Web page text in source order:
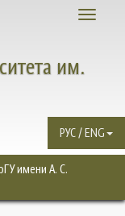
Toggle
им.
РУС / ENG
имени А. С.